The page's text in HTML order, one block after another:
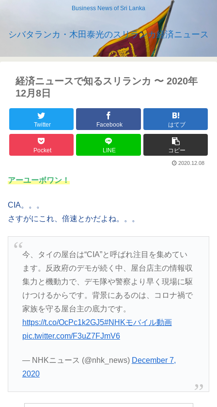
Business News of Sri Lanka
シバタランカ・木田泰光のスリランカ経済ニュース
経済ニュースで知るスリランカ 〜 2020年
12月8日
Twitter Facebook はてブ
Pocket LINE コピー
2020.12.08
アーユーボワン！
CIA。。。
さすがにこれ、倍速とかだよね。。。
今、タイの屋台は“CIA”と呼ばれ注目を集めてい
ます。反政府のデモが続く中、屋台店主の情報収
集力と機動力で、デモ隊や警察より早く現場に駆
けつけるからです。背景にあるのは、コロナ禍で
家族を守る屋台主の底力です。
https://t.co/OcPc1k2GJ5#NHKモバイル動画
pic.twitter.com/F3uZ7FJmV6
— NHKニュース (@nhk_news) December 7,
2020